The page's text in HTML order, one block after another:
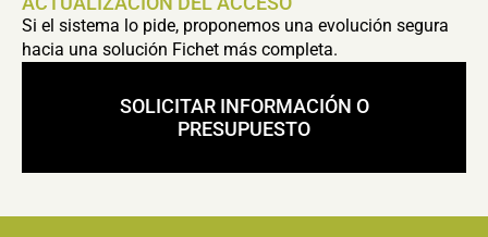
Si el sistema lo pide, proponemos una evolución segura
hacia una solución Fichet más completa.
SOLICITAR INFORMACIÓN O
PRESUPUESTO